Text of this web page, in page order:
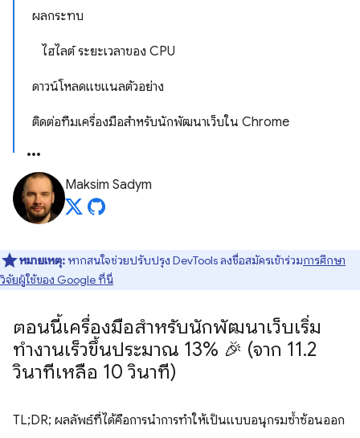
ผลกระทบ
ไฮไลต์ ระยะเวลาของ CPU
ดาวน์โหลดแชแนลตัวอย่าง
ติดต่อทีมเครื่องมือสำหรับนักพัฒนาเว็บใน Chrome
Maksim Sadym
หมายเหตุ: หากสนใจช่วยปรับปรุง DevTools ลงชื่อสมัครเข้าร่วมการศึกษา
วิจัยผู้ใช้ของ Google ที่นี่
ตอนนี้เครื่องมือสำหรับนักพัฒนาเว็บเริ่ม
ทำงานเร็วขึ้นประมาณ 13% 🎉 (จาก 11.2
วินาทีเหลือ 10 วินาที)
TL;DR; ผลลัพธ์ที่ได้คือการนำการทำให้เป็นแบบอนุกรมซ้ำซ้อนออก